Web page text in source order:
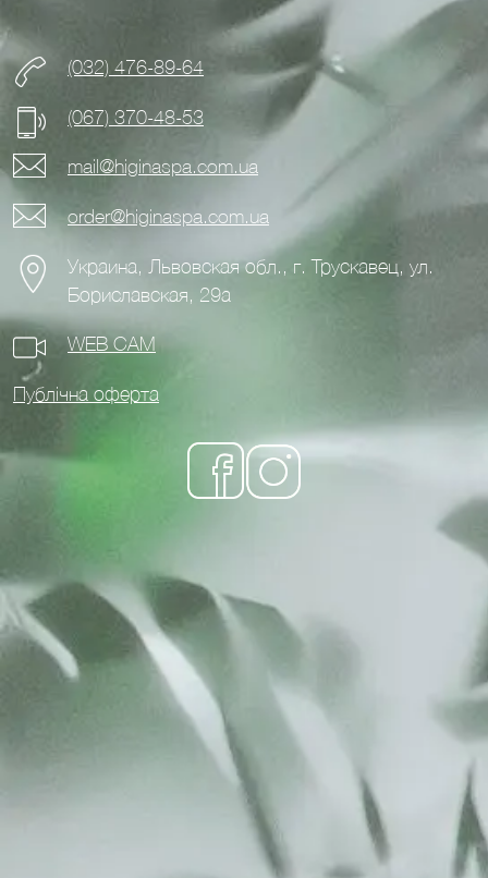
(032) 476-89-64
(067) 370-48-53
mail@higinaspa.com.ua
order@higinaspa.com.ua
Украина, Львовская обл., г. Трускавец, ул.
Бориславская, 29а
WEB CAM
Публічна оферта